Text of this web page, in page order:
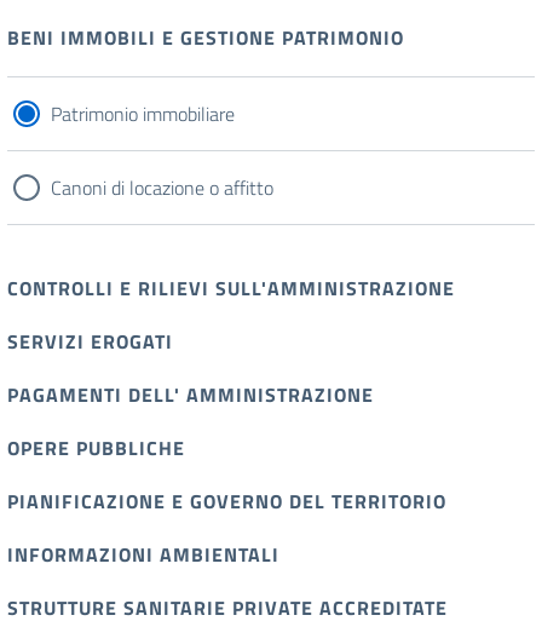
BENI IMMOBILI E GESTIONE PATRIMONIO
Patrimonio immobiliare
Canoni di locazione o affitto
CONTROLLI E RILIEVI SULL'AMMINISTRAZIONE
SERVIZI EROGATI
PAGAMENTI DELL' AMMINISTRAZIONE
OPERE PUBBLICHE
PIANIFICAZIONE E GOVERNO DEL TERRITORIO
INFORMAZIONI AMBIENTALI
STRUTTURE SANITARIE PRIVATE ACCREDITATE